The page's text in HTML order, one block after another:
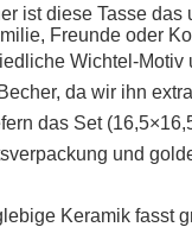
ist diese Tasse das
Freunde oder
Wichtel-Motiv
da wir ihn
das Set
und
Keramik fasst